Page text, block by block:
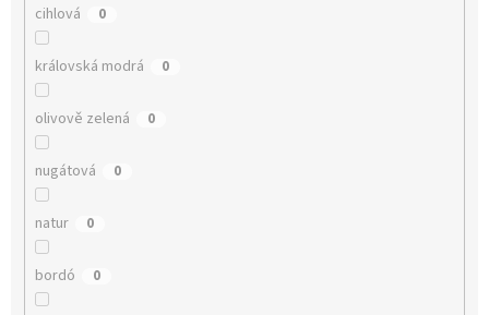
cihlová 0
královská modrá 0
olivově zelená 0
nugátová 0
natur 0
bordó 0